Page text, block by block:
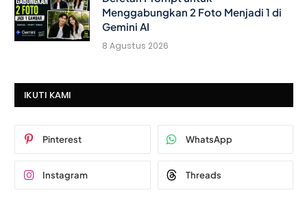
Menggabungkan 2 Foto Menjadi 1 di
Gemini AI
8 Agustus 2026
IKUTI KAMI
Pinterest WhatsApp
Instagram Threads